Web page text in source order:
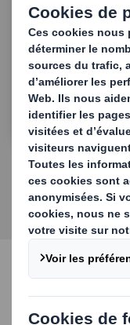
Tape Back
La solution
logistic.